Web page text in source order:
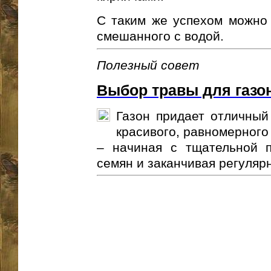
С таким же успехом
смешанного с водой.
Полезный совет
Выбор травы для
Газон придает
красивого,
– начиная с тщательной
семян и заканчивая